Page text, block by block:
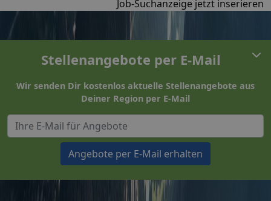
Job-Suchanzeige jetzt inserieren
Stellenangebote per E-Mail
Wir senden Dir kostenlos aktuelle Stellenangebote aus
Deiner Region per E-Mail
Angebote per E-Mail erhalten